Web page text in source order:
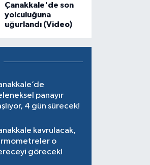
Çanakkale'de son
yolculuğuna
uğurlandı (Video)
panayır
4 gün sürecek!
kavrulacak,
o
görecek!